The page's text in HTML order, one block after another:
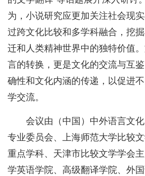
为，小说研究应更加关注社会现
过跨文化比较和多学科融合，挖
迁和人类精神世界中的独特价值
言的转换，更是文化的交流与互
确性和文化内涵的传递，以促进
学交流。
会议由（中国）中外语言文
专业委员会、上海师范大学比较
重点学科、天津市比较文学学会
学英语学院、高级翻译学院、外